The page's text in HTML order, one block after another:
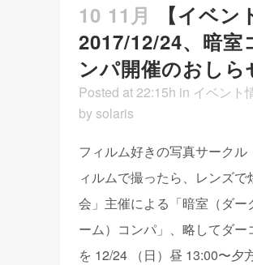
10 11月
【イベン
2017/12/24、暗室
ンパ開催のおしら
Posted at 22:15h in イベント
by solaris
フィルム好きの写真サークル
ィルムで撮ったら、レンズで
会」主催による「暗室（ダー
ーム）コンパ」、略してダー
を 12/24 （日）昼 13:00〜夕